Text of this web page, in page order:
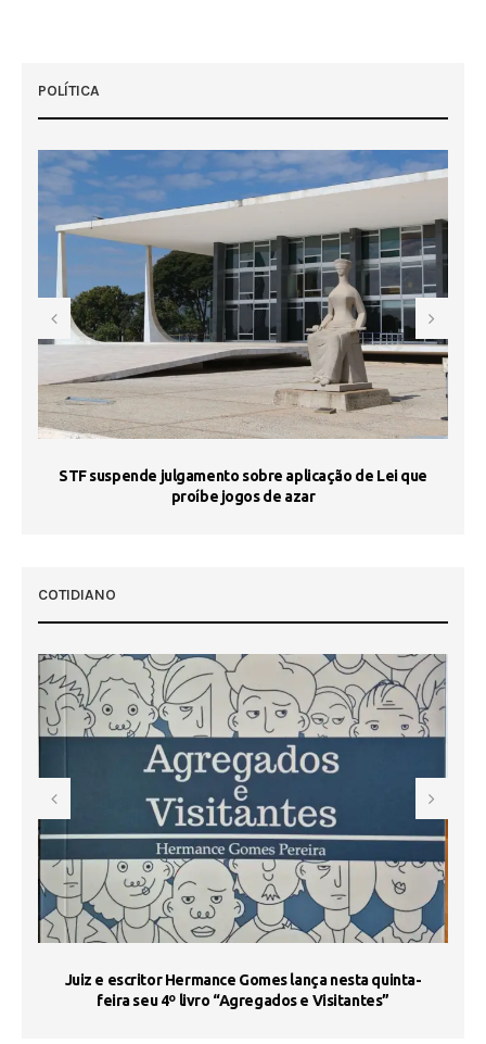
POLÍTICA
STF suspende julgamento sobre aplicação de Lei que
proíbe jogos de azar
COTIDIANO
Juiz e escritor Hermance Gomes lança nesta quinta-
feira seu 4º livro “Agregados e Visitantes”